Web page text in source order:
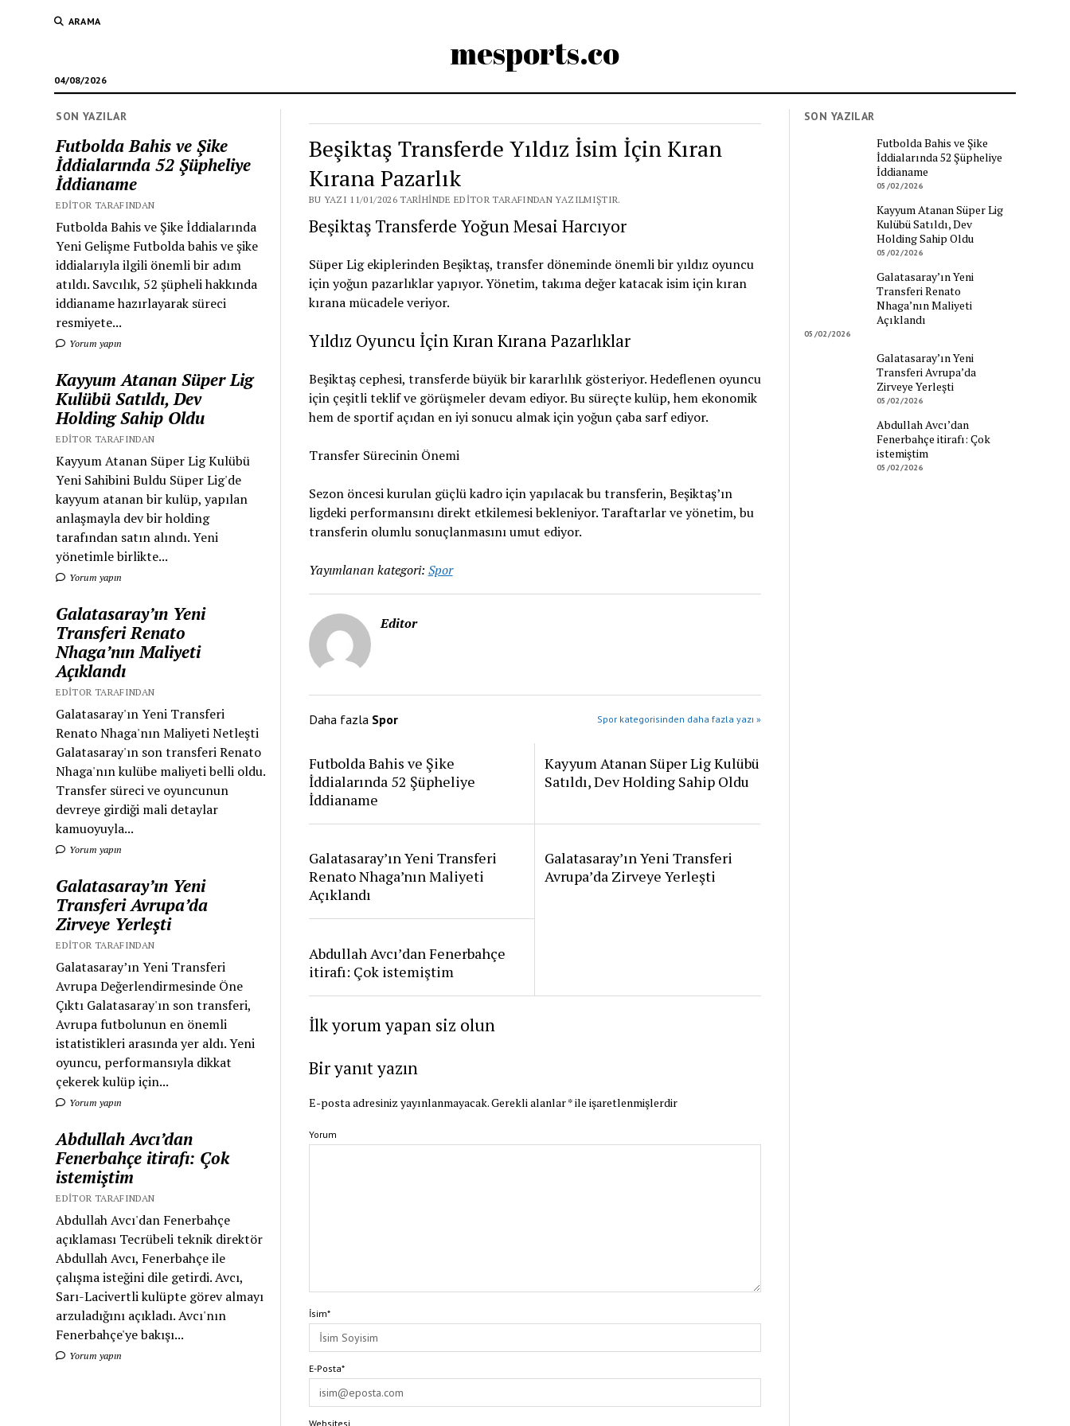
ARAMA
mesports.co
04/08/2026
SON YAZILAR
Futbolda Bahis ve Şike
İddialarında 52 Şüpheliye
İddianame
EDITOR TARAFINDAN
Futbolda Bahis ve Şike İddialarında
Yeni Gelişme Futbolda bahis ve şike
iddialarıyla ilgili önemli bir adım
atıldı. Savcılık, 52 şüpheli hakkında
iddianame hazırlayarak süreci
resmiyete...
Yorum yapın
Kayyum Atanan Süper Lig
Kulübü Satıldı, Dev
Holding Sahip Oldu
EDITOR TARAFINDAN
Kayyum Atanan Süper Lig Kulübü
Yeni Sahibini Buldu Süper Lig'de
kayyum atanan bir kulüp, yapılan
anlaşmayla dev bir holding
tarafından satın alındı. Yeni
yönetimle birlikte...
Yorum yapın
Galatasaray’ın Yeni
Transferi Renato
Nhaga’nın Maliyeti
Açıklandı
EDITOR TARAFINDAN
Galatasaray'ın Yeni Transferi
Renato Nhaga'nın Maliyeti Netleşti
Galatasaray'ın son transferi Renato
Nhaga'nın kulübe maliyeti belli oldu.
Transfer süreci ve oyuncunun
devreye girdiği mali detaylar
kamuoyuyla...
Yorum yapın
Galatasaray’ın Yeni
Transferi Avrupa’da
Zirveye Yerleşti
EDITOR TARAFINDAN
Galatasaray’ın Yeni Transferi
Avrupa Değerlendirmesinde Öne
Çıktı Galatasaray'ın son transferi,
Avrupa futbolunun en önemli
istatistikleri arasında yer aldı. Yeni
oyuncu, performansıyla dikkat
çekerek kulüp için...
Yorum yapın
Abdullah Avcı’dan
Fenerbahçe itirafı: Çok
istemiştim
EDITOR TARAFINDAN
Abdullah Avcı'dan Fenerbahçe
açıklaması Tecrübeli teknik direktör
Abdullah Avcı, Fenerbahçe ile
çalışma isteğini dile getirdi. Avcı,
Sarı-Lacivertli kulüpte görev almayı
arzuladığını açıkladı. Avcı'nın
Fenerbahçe'ye bakışı...
Yorum yapın
Beşiktaş Transferde Yıldız İsim İçin Kıran
Kırana Pazarlık
BU YAZI 11/01/2026 TARIHINDE EDITOR TARAFINDAN YAZILMIŞTIR.
Beşiktaş Transferde Yoğun Mesai Harcıyor
Süper Lig ekiplerinden Beşiktaş, transfer döneminde önemli bir yıldız oyuncu
için yoğun pazarlıklar yapıyor. Yönetim, takıma değer katacak isim için kıran
kırana mücadele veriyor.
Yıldız Oyuncu İçin Kıran Kırana Pazarlıklar
Beşiktaş cephesi, transferde büyük bir kararlılık gösteriyor. Hedeflenen oyuncu
için çeşitli teklif ve görüşmeler devam ediyor. Bu süreçte kulüp, hem ekonomik
hem de sportif açıdan en iyi sonucu almak için yoğun çaba sarf ediyor.
Transfer Sürecinin Önemi
Sezon öncesi kurulan güçlü kadro için yapılacak bu transferin, Beşiktaş’ın
ligdeki performansını direkt etkilemesi bekleniyor. Taraftarlar ve yönetim, bu
transferin olumlu sonuçlanmasını umut ediyor.
Yayımlanan kategori: Spor
Editor
Daha fazla Spor Spor kategorisinden daha fazla yazı »
Futbolda Bahis ve Şike
İddialarında 52 Şüpheliye
İddianame
Kayyum Atanan Süper Lig Kulübü
Satıldı, Dev Holding Sahip Oldu
Galatasaray’ın Yeni Transferi
Renato Nhaga’nın Maliyeti
Açıklandı
Galatasaray’ın Yeni Transferi
Avrupa’da Zirveye Yerleşti
Abdullah Avcı’dan Fenerbahçe
itirafı: Çok istemiştim
İlk yorum yapan siz olun
Bir yanıt yazın
E-posta adresiniz yayınlanmayacak.Gerekli alanlar*ile işaretlenmişlerdir
Yorum
İsim*
E-Posta*
Websitesi
SON YAZILAR
Futbolda Bahis ve Şike
İddialarında 52 Şüpheliye
İddianame
05/02/2026
Kayyum Atanan Süper Lig
Kulübü Satıldı, Dev
Holding Sahip Oldu
05/02/2026
Galatasaray’ın Yeni
Transferi Renato
Nhaga’nın Maliyeti
Açıklandı
05/02/2026
Galatasaray’ın Yeni
Transferi Avrupa’da
Zirveye Yerleşti
05/02/2026
Abdullah Avcı’dan
Fenerbahçe itirafı: Çok
istemiştim
05/02/2026